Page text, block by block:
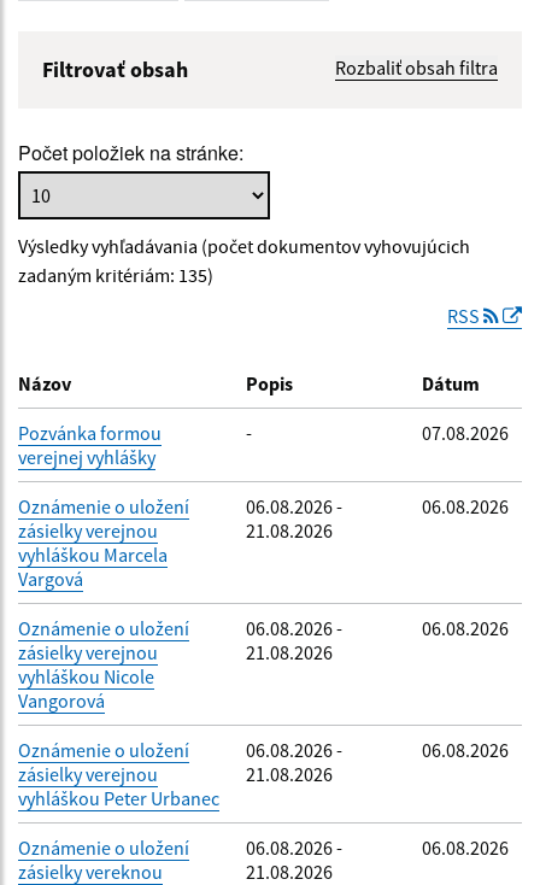
Filtrovať obsah Rozbaliť obsah filtra
Popis:
Dátum zverejnenia od:
Filtrovať
Počet položiek na stránke:
Výsledky vyhľadávania (počet dokumentov vyhovujúcich
zadaným kritériám: 135)
RSS
Názov Popis Dátum
Pozvánka formou
verejnej vyhlášky
- 07.08.2026
Oznámenie o uložení
zásielky verejnou
vyhláškou Marcela
Vargová
06.08.2026 -
21.08.2026
06.08.2026
Oznámenie o uložení
zásielky verejnou
vyhláškou Nicole
Vangorová
06.08.2026 -
21.08.2026
06.08.2026
Oznámenie o uložení
zásielky verejnou
vyhláškou Peter Urbanec
06.08.2026 -
21.08.2026
06.08.2026
Oznámenie o uložení
zásielky vereknou
06.08.2026 -
21.08.2026
06.08.2026